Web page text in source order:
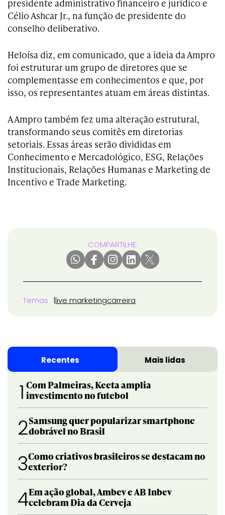
presidente administrativo financeiro e jurídico e
Célio Ashcar Jr., na função de presidente do
conselho deliberativo.
Heloísa diz, em comunicado, que a ideia da Ampro
foi estruturar um grupo de diretores que se
complementasse em conhecimentos e que, por
isso, os representantes atuam em áreas distintas.
A Ampro também fez uma alteração estrutural,
transformando seus comitês em diretorias
setoriais. Essas áreas serão divididas em
Conhecimento e Mercadológico, ESG, Relações
Institucionais, Relações Humanas e Marketing de
Incentivo e Trade Marketing.
COMPARTILHE:
Temas live marketingcarreira
Recentes Mais lidas
1 Com Palmeiras, Keeta amplia
investimento no futebol
2Samsung quer popularizar smartphone
dobrável no Brasil
3Como criativos brasileiros se destacam no
exterior?
4Em ação global, Ambev e AB Inbev
celebram Dia da Cerveja